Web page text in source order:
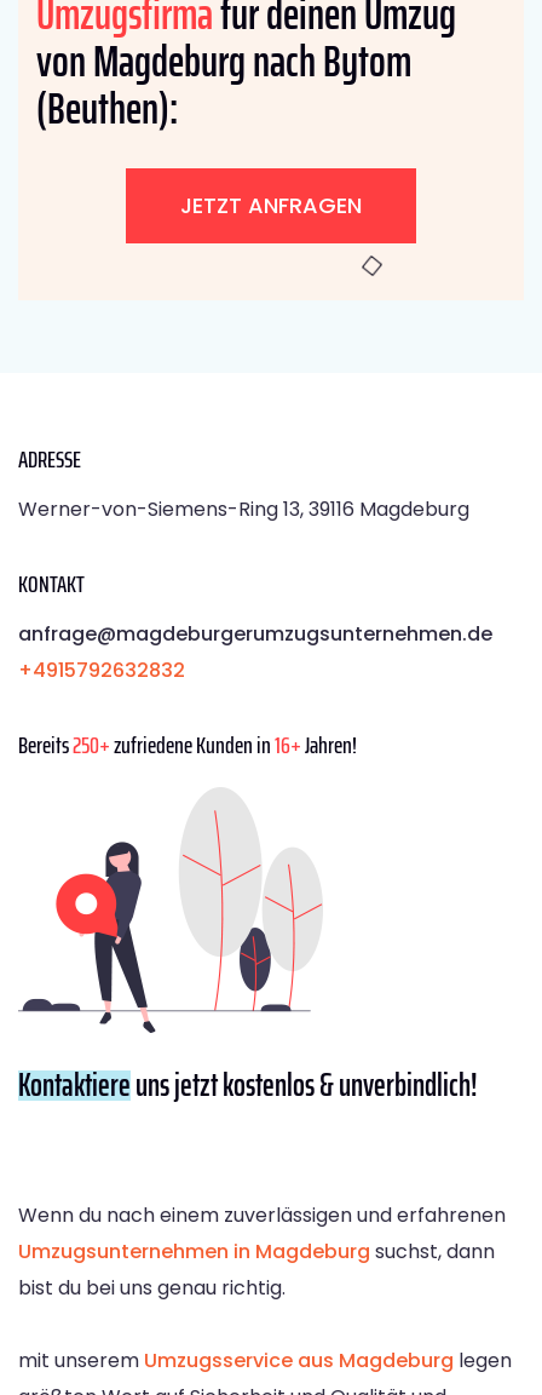
von Magdeburg nach Bytom
(Beuthen):
JETZT ANFRAGEN
ADRESSE
Werner-von-Siemens-Ring 13, 39116 Magdeburg
KONTAKT
anfrage@magdeburgerumzugsunternehmen.de
+4915792632832
Bereits250+zufriedene Kunden in16+Jahren!
Kontaktiereuns jetzt kostenlos & unverbindlich!
Wenn du nach einem zuverlässigen und erfahrenen
Umzugsunternehmen in Magdeburg suchst, dann
bist du bei uns genau richtig.
mit unserem Umzugsservice aus Magdeburg legen